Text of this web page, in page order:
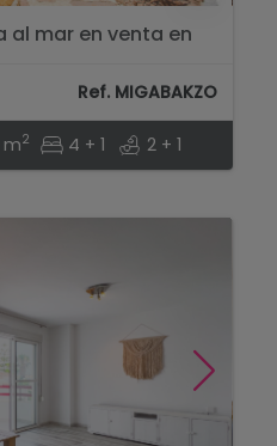
al mar en venta en
Ref. MIGABAKZO
m2 4 + 1 2 + 1